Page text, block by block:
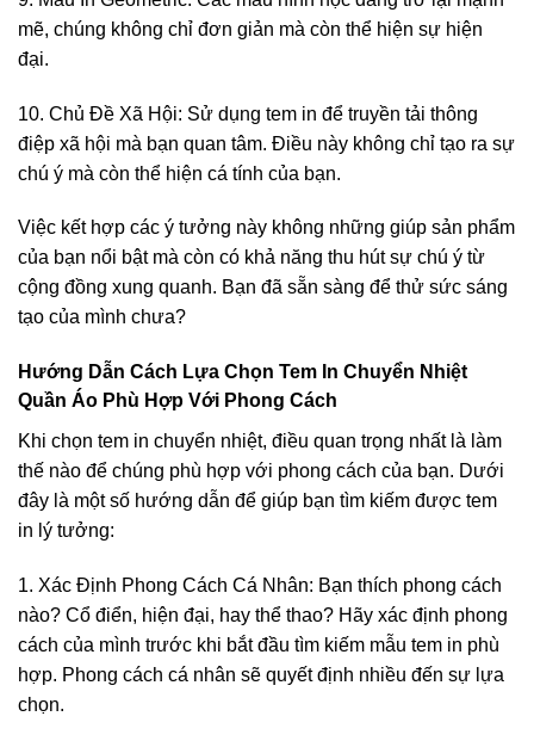
mẽ, chúng không chỉ đơn giản mà còn thể hiện sự hiện
đại.
10. Chủ Đề Xã Hội: Sử dụng tem in để truyền tải thông
điệp xã hội mà bạn quan tâm. Điều này không chỉ tạo ra sự
chú ý mà còn thể hiện cá tính của bạn.
Việc kết hợp các ý tưởng này không những giúp sản phẩm
của bạn nổi bật mà còn có khả năng thu hút sự chú ý từ
cộng đồng xung quanh. Bạn đã sẵn sàng để thử sức sáng
tạo của mình chưa?
Hướng Dẫn Cách Lựa Chọn Tem In Chuyển Nhiệt
Quần Áo Phù Hợp Với Phong Cách
Khi chọn tem in chuyển nhiệt, điều quan trọng nhất là làm
thế nào để chúng phù hợp với phong cách của bạn. Dưới
đây là một số hướng dẫn để giúp bạn tìm kiếm được tem
in lý tưởng:
1. Xác Định Phong Cách Cá Nhân: Bạn thích phong cách
nào? Cổ điển, hiện đại, hay thể thao? Hãy xác định phong
cách của mình trước khi bắt đầu tìm kiếm mẫu tem in phù
hợp. Phong cách cá nhân sẽ quyết định nhiều đến sự lựa
chọn.